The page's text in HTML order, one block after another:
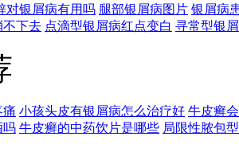
对银屑病有用吗 腿部银屑病图片 银屑病
不下去 点滴型银屑病红点变白 寻常型银
痛 小孩头皮有银屑病怎么治疗好 牛皮癣
吗 牛皮癣的中药饮片是哪些 局限性脓包